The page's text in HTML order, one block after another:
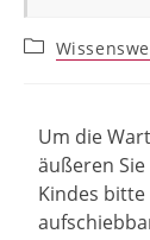
Um die
äußeren
Kindes